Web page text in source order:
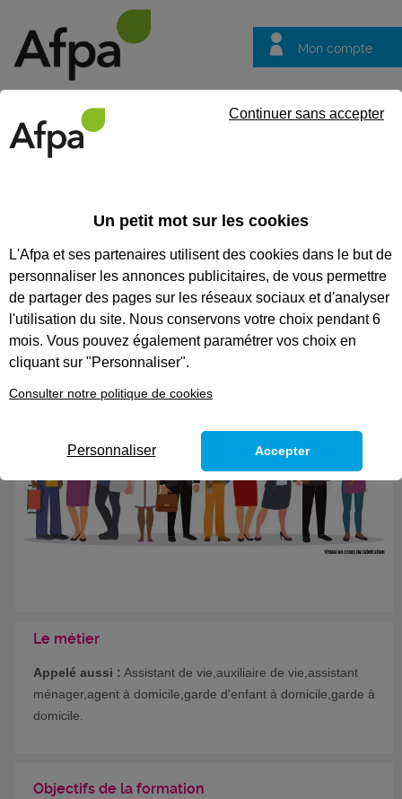
Mon compte
questions
CODES
ASSISTANT DE VIE AUX
FAMILLES
Le métier
Appelé aussi : Assistant de vie,auxiliaire de vie,assistant
ménager,agent à domicile,garde d'enfant à domicile,garde à
domicile.
Objectifs de la formation
Un petit mot sur les cookies
L'Afpa et ses partenaires utilisent des cookies dans le but de
personnaliser les annonces publicitaires, de vous permettre
de partager des pages sur les réseaux sociaux et d'analyser
l'utilisation du site. Nous conservons votre choix pendant 6
mois. Vous pouvez également paramétrer vos choix en
cliquant sur "Personnaliser".
Consulter notre politique de cookies
Continuer sans accepter
Personnaliser Accepter